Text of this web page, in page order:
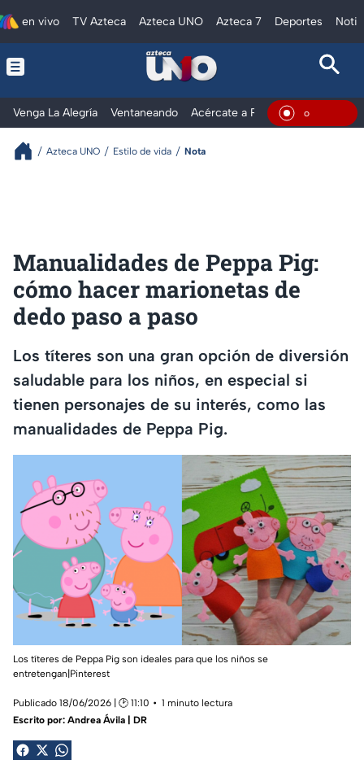
en vivo TV Azteca Azteca UNO Azteca 7 Deportes
Venga La Alegría Ventaneando Acércate a Rocío Al ExtremoEn Vivo
Azteca UNO Estilo de vida Nota
Manualidades de Peppa Pig:
cómo hacer marionetas de
dedo paso a paso
Los títeres son una gran opción de diversión
saludable para los niños, en especial si
tienen personajes de su interés, como las
manualidades de Peppa Pig.
Los títeres de Peppa Pig son ideales para que los niños se
entretengan|Pinterest
Publicado 18/06/2026 | 🕑 11:10
1 minuto lectura
Escrito por: Andrea Ávila | DR